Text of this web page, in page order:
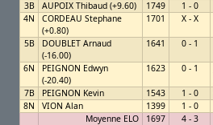
3B
AUPOIX Thibaud (+9.60) 1749 1 - 0
4N
CORDEAU Stephane
(+0.80)
1701 X - X
5B
DOUBLET Arnaud
(-16.00)
1641 0 - 1
6N
PEIGNON Edwyn
(-20.40)
1623 0 - 1
7B PEIGNON Kevin 1543 1 - 0
8N
VION Alan 1399 1 - 0
Moyenne ELO
1697 4 - 3